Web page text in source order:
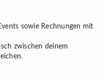
sowie Rechnungen mit
zwischen deinem